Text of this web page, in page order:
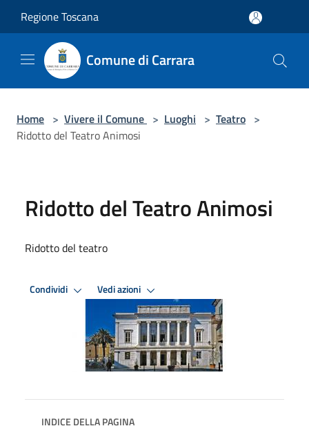
Regione Toscana
Comune di Carrara
Home > Vivere il Comune > Luoghi > Teatro >
Ridotto del Teatro Animosi
Ridotto del Teatro Animosi
Ridotto del teatro
Condividi Vedi azioni
INDICE DELLA PAGINA